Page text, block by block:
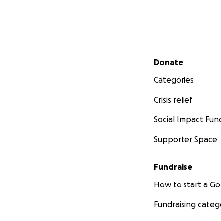
Secondary menu
Donate
Categories
Crisis relief
Social Impact
Supporter Space
Fundraise
How to start a
Fundraising